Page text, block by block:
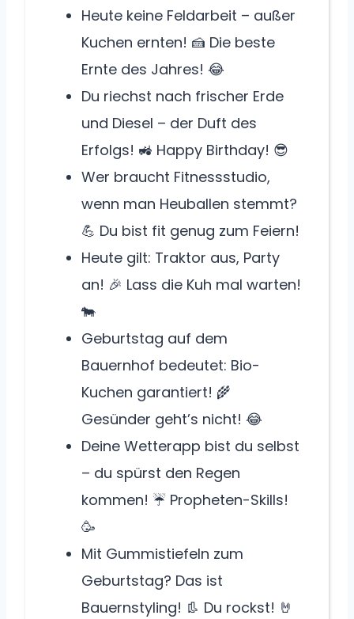
Heute keine Feldarbeit – außer
Kuchen ernten! 🍰 Die beste
Ernte des Jahres! 😂
Du riechst nach frischer Erde
und Diesel – der Duft des
Erfolgs! 🚜 Happy Birthday! 😎
Wer braucht Fitnessstudio,
wenn man Heuballen stemmt?
💪 Du bist fit genug zum Feiern!
Heute gilt: Traktor aus, Party
an! 🎉 Lass die Kuh mal warten!
🐄
Geburtstag auf dem
Bauernhof bedeutet: Bio-
Kuchen garantiert! 🌾
Gesünder geht’s nicht! 😂
Deine Wetterapp bist du selbst
– du spürst den Regen
kommen! ☔ Propheten-Skills!
🥳
Mit Gummistiefeln zum
Geburtstag? Das ist
Bauernstyling! 👢 Du rockst! 🤘